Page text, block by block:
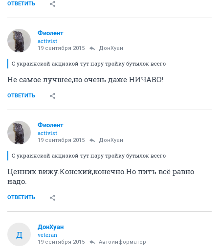
ОТВЕТИТЬ
Фиолент
activist
19 сентября 2015 ДонХуан
С украинской акцизкой тут пару тройку бутылок всего
Не самое лучшее,но очень даже НИЧАВО!
ОТВЕТИТЬ
Фиолент
activist
19 сентября 2015 ДонХуан
С украинской акцизкой тут пару тройку бутылок всего
Ценник вижу.Конский,конечно.Но пить всё равно
надо.
ОТВЕТИТЬ
Д
ДонХуан
veteran
19 сентября 2015 Автоинформатор